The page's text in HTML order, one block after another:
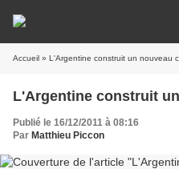
Accueil » L'Argentine construit un nouveau
L'Argentine construit
Publié le 16/12/2011 à 08:16
Par Matthieu Piccon